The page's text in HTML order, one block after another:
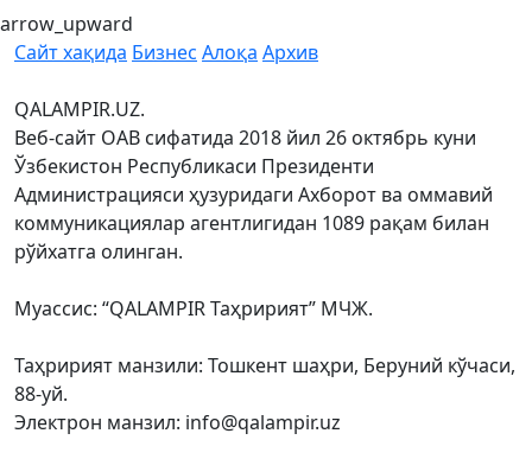
arrow_upward
Сайт хақида Бизнес Алоқа Архив
QALAMPIR.UZ.
Веб-сайт ОАВ сифатида 2018 йил 26 октябрь куни
Ўзбекистон Республикаси Президенти
Администрацияси ҳузуридаги Ахборот ва оммавий
коммуникациялар агентлигидан 1089 рақам билан
рўйхатга олинган.
Муассис: “QALAMPIR Таҳририят” МЧЖ.
Таҳририят манзили: Тошкент шаҳри, Беруний кўчаси,
88-уй.
Электрон манзил: info@qalampir.uz